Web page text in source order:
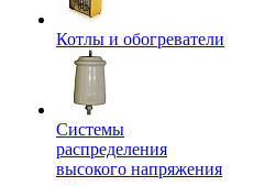
Котлы и обогреватели
Системы
распределения
высокого напряжения